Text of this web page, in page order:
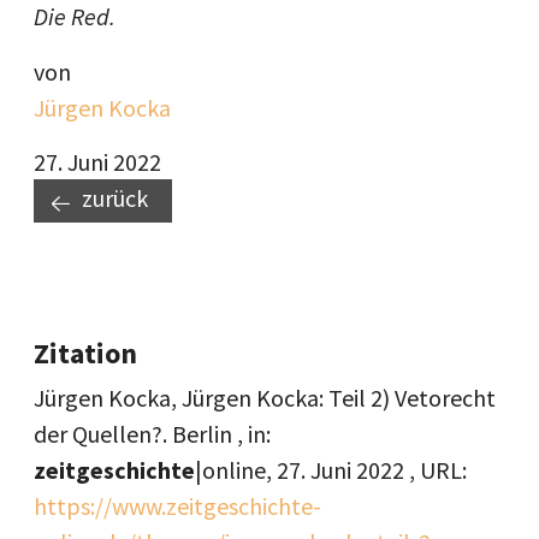
Die Red.
von
Jürgen Kocka
27. Juni 2022
zurück
Zitation
Jürgen Kocka, Jürgen Kocka: Teil 2) Vetorecht
der Quellen?. Berlin , in:
zeitgeschichte|online, 27. Juni 2022 , URL:
https://www.zeitgeschichte-